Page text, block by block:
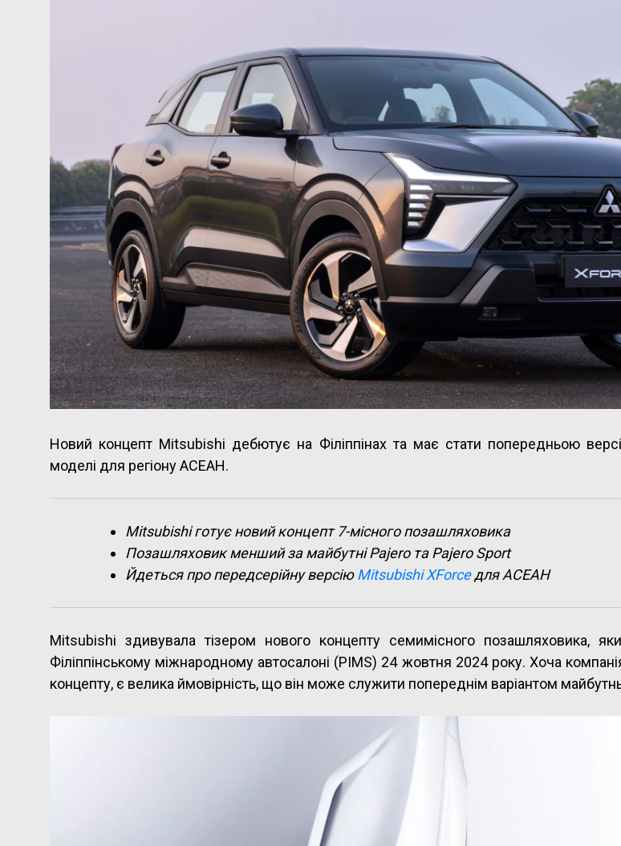
Новий концепт Mitsubishi дебютує на Філіппінах та має стати попередньою
моделі для регіону АСЕАН.
Mitsubishi готує новий концепт 7-місного позашляховика
Позашляховик менший за майбутні Pajero та Pajero Sport
Йдеться про передсерійну версіюMitsubishi XForceдля АСЕАН
Mitsubishi здивувала тізером нового концепту семимісного позашляховика,
Філіппінському міжнародному автосалоні (PIMS) 24 жовтня 2024 року. Хоча
концепту, є велика ймовірність, що він може служити попереднім варіантом